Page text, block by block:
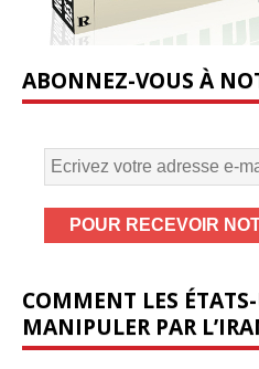
ABONNEZ-VOUS À
COMMENT LES
MANIPULER PAR